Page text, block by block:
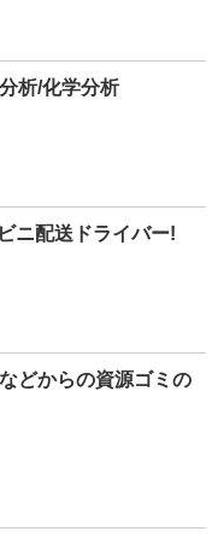
析/化学分析
ニ配送ドライバー!
どからの資源ゴミの